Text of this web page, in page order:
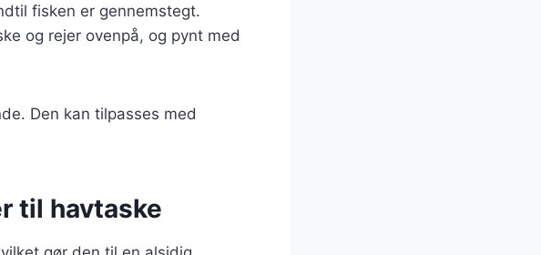
fisken er gennemstegt.
og rejer ovenpå, og pynt med
Den kan tilpasses med
til havtaske